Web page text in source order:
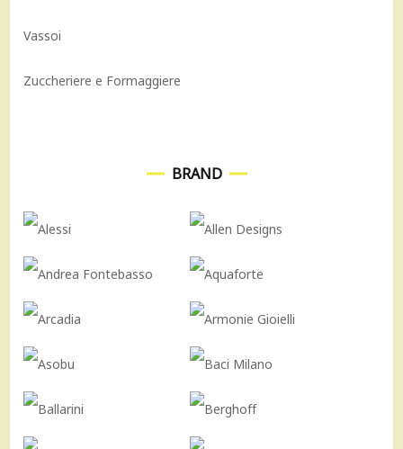
Vassoi
Zuccheriere e Formaggiere
BRAND